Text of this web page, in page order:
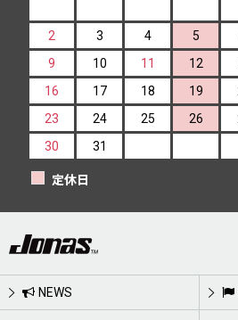
2
3 4 5
9
10 11 12
16
17 18 19
23
24 25 26
30
31
定休日
NEWS